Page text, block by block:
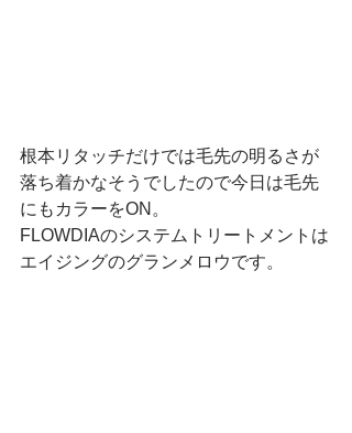
根本リタッチだけでは毛先の明るさが
落ち着かなそうでしたので今日は毛先
にもカラーをON。
FLOWDIAのシステムトリートメントは
エイジングのグランメロウです。